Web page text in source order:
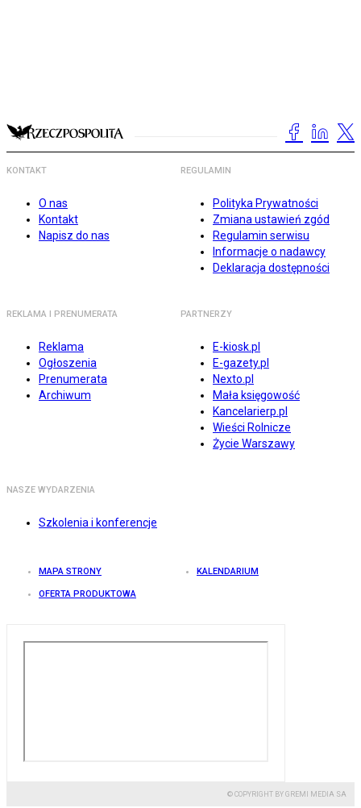
KONTAKT
O nas
Kontakt
Napisz do nas
REGULAMIN
Polityka Prywatności
Zmiana ustawień zgód
Regulamin serwisu
Informacje o nadawcy
Deklaracja dostępności
REKLAMA I PRENUMERATA
Reklama
Ogłoszenia
Prenumerata
Archiwum
PARTNERZY
E-kiosk.pl
E-gazety.pl
Nexto.pl
Mała księgowość
Kancelarierp.pl
Wieści Rolnicze
Życie Warszawy
NASZE WYDARZENIA
Szkolenia i konferencje
MAPA STRONY KALENDARIUM
OFERTA PRODUKTOWA
© COPYRIGHT BY GREMI MEDIA SA